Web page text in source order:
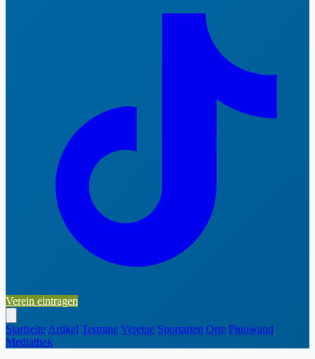
Verein eintragen
Startseite Artikel Termine Vereine Sportarten Orte Pinnwand
Mediathek